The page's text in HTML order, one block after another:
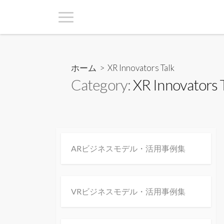
ホーム > XR Innovators Talk
Category:XR Innovators
ARビジネスモデル・活用事例集
VRビジネスモデル・活用事例集